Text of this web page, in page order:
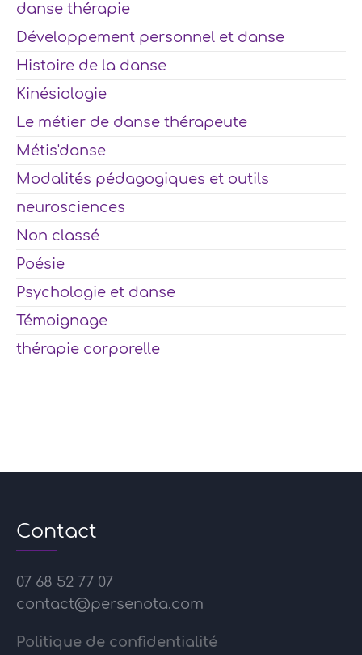
danse thérapie
Développement personnel et danse
Histoire de la danse
Kinésiologie
Le métier de danse thérapeute
Métis'danse
Modalités pédagogiques et outils
neurosciences
Non classé
Poésie
Psychologie et danse
Témoignage
thérapie corporelle
Contact
07 68 52 77 07
contact@persenota.com
Politique de confidentialité